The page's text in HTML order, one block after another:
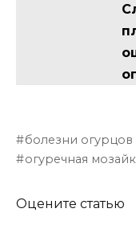
болезни огурцов
огуречная
Оцените статью